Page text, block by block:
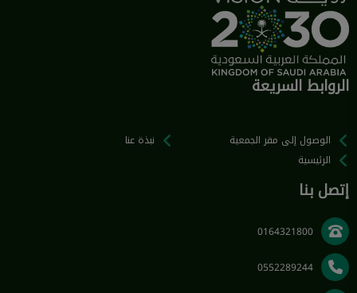
الروابط السريعة
الوصول إلى مقر الجمعية
الرئيسية
نبذة عنا
إتصل بنا
0164321800
0552289244